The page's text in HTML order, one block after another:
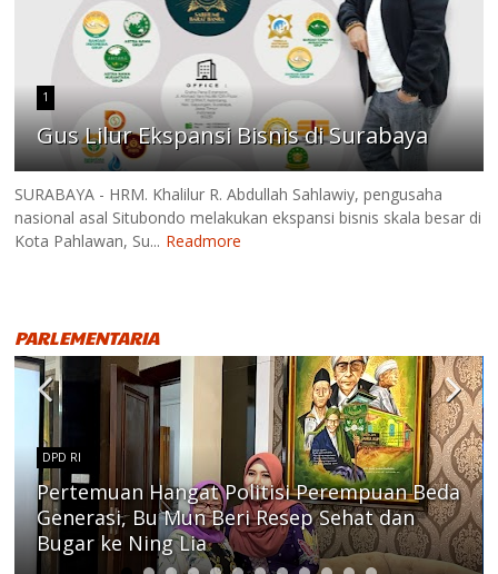
1
Gus Lilur Ekspansi Bisnis di Surabaya
SURABAYA - HRM. Khalilur R. Abdullah Sahlawiy, pengusaha
nasional asal Situbondo melakukan ekspansi bisnis skala besar di
Kota Pahlawan, Su... Readmore
PARLEMENTARIA
DPD RI
Pertemuan Hangat Politisi Perempuan Beda
Generasi, Bu Mun Beri Resep Sehat dan
Bugar ke Ning Lia